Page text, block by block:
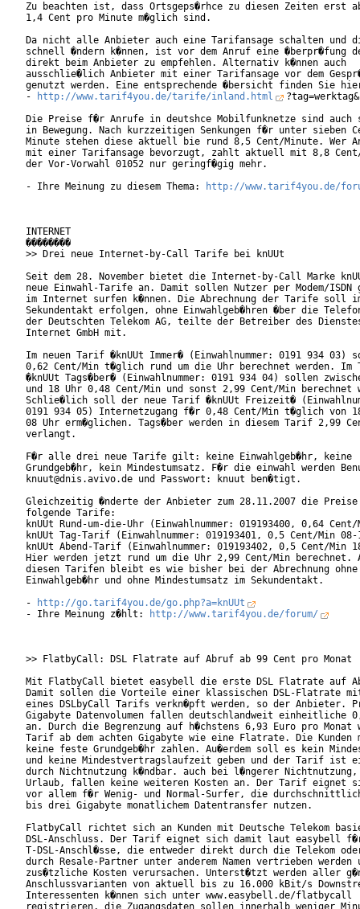
Zu beachten ist, dass Ortsgeps�rhce zu diesen Zeiten erst
1,4 Cent pro Minute m�glich sind.
Da nicht alle Anbieter auch eine Tarifansage schalten und
schnell �ndern k�nnen, ist vor dem Anruf eine �berpr�fung
direkt beim Anbieter zu empfehlen. Alternativ k�nnen auch
ausschlie�lich Anbieter mit einer Tarifansage vor dem
genutzt werden. Eine entsprechende �bersicht finden Sie
-
http://www.tarif4you.de/tarife/inland.html
Die Preise f�r Anrufe in deutshce Mobilfunknetze sind auch
in Bewegung. Nach kurzzeitigen Senkungen f�r unter sieben
Minute stehen diese aktuell bie rund 8,5 Cent/Minute. Wer
mit einer Tarifansage bevorzugt, zahlt aktuell mit 8,8
der Vor-Vorwahl 01052 nur geringf�gig mehr.
- Ihre Meinung zu diesem Thema:
http://www.tarif4you.de/
INTERNET
��������
>> Drei neue Internet-by-Call Tarife bei knUUt
Seit dem 28. November bietet die Internet-by-Call Marke
neue Einwahl-Tarife an. Damit sollen Nutzer per Modem/ISDN
im Internet surfen k�nnen. Die Abrechnung der Tarife soll
Sekundentakt erfolgen, ohne Einwahlgeb�hren �ber die
der Deutschten Telekom AG, teilte der Betreiber des
Internet GmbH mit.
Im neuen Tarif �knUUt Immer� (Einwahlnummer: 0191 934 03)
0,62 Cent/Min t�glich rund um die Uhr berechnet werden. Im
�knUUt Tags�ber� (Einwahlnummer: 0191 934 04) sollen
und 18 Uhr 0,48 Cent/Min und sonst 2,99 Cent/Min berechnet
Schlie�lich soll der neue Tarif �knUUt Freizeit�
0191 934 05) Internetzugang f�r 0,48 Cent/Min t�glich von
08 Uhr erm�glichen. Tags�ber werden in diesem Tarif 2,99
verlangt.
F�r alle drei neue Tarife gilt: keine Einwahlgeb�hr, keine
Grundgeb�hr, kein Mindestumsatz. F�r die einwahl werden
knuut@dnis.avivo.de und Passwort: knuut ben�tigt.
Gleichzeitig �nderte der Anbieter zum 28.11.2007 die
folgende Tarife:
knUUt Rund-um-die-Uhr (Einwahlnummer: 019193400, 0,64
knUUt Tag-Tarif (Einwahlnummer: 019193401, 0,5 Cent/Min
knUUt Abend-Tarif (Einwahlnummer: 019193402, 0,5 Cent/Min
Hier werden jetzt rund um die Uhr 2,99 Cent/Min berechnet.
diesen Tarifen bleibt es wie bisher bei der Abrechnung ohne
Einwahlgeb�hr und ohne Mindestumsatz im Sekundentakt.
-
http://go.tarif4you.de/go.php?a=knUUt
- Ihre Meinung z�hlt:
http://www.tarif4you.de/forum/
>> FlatbyCall: DSL Flatrate auf Abruf ab 99 Cent pro Monat
Mit FlatbyCall bietet easybell die erste DSL Flatrate auf
Damit sollen die Vorteile einer klassischen DSL-Flatrate
eines DSLbyCall Tarifs verkn�pft werden, so der Anbieter.
Gigabyte Datenvolumen fallen deutschlandweit einheitliche
an. Durch die Begrenzung auf h�chstens 6,93 Euro pro
Tarif ab dem achten Gigabyte wie eine Flatrate. Die Kunden
keine feste Grundgeb�hr zahlen. Au�erdem soll es kein
und keine Mindestvertragslaufzeit geben und der Tarif ist
durch Nichtnutzung k�ndbar. auch bei l�ngerer Nichtnutzung,
Urlaub, fallen keine weiteren Kosten an. Der Tarif eignet
vor allem f�r Wenig- und Normal-Surfer, die
bis drei Gigabyte monatlichem Datentransfer nutzen.
FlatbyCall richtet sich an Kunden mit Deutsche Telekom
DSL-Anschluss. Der Tarif eignet sich damit laut easybell
T-DSL-Anschl�sse, die entweder direkt durch die Telekom
durch Resale-Partner unter anderem Namen vertrieben werden
zus�tzliche Kosten verursachen. Unterst�tzt werden aller
Anschlussvarianten von aktuell bis zu 16.000 kBit/s
Interessenten k�nnen sich unter www.easybell.de/flatbycall
registrieren, die Zugangsdaten sollen innerhalb weniger